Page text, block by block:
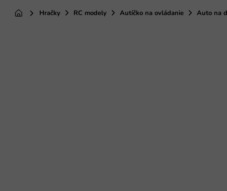
DomovHračky RC modely Autíčko na ovládanie Auto na